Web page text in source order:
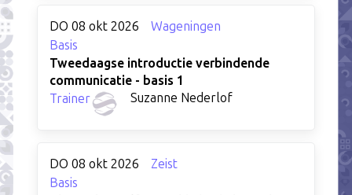
DO 08 okt 2026
Wageningen
Basis
Tweedaagse introductie verbindende
communicatie - basis 1
Trainer
Suzanne Nederlof
DO 08 okt 2026
Zeist
Basis